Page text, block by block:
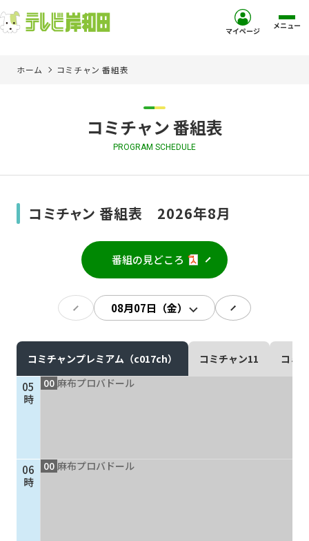
ご加入を検討中の方
現在ご利用中の方
ご加入お申し込み・資
マイページ メニュー
ホーム コミチャン 番組表
コミチャン 番組表
PROGRAM SCHEDULE
コミチャン 番組表 2026年8月
番組の見どころ
コミチャンプレミアム（c017ch） コミチャン11 コミ
05
時
06
時
00 麻布プロバドール
00 麻布プロバドール